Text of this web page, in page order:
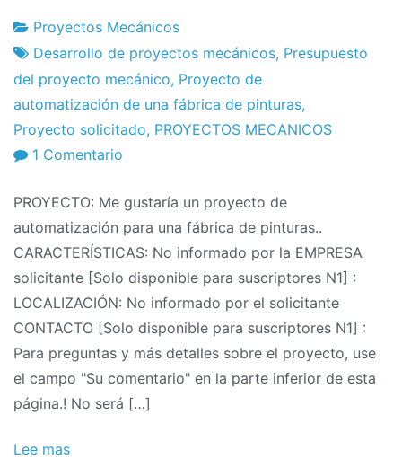
Fábrica
de
proyectos
25
el
noviembre
el
2011
Proyectos Mecánicos
Desarrollo de proyectos mecánicos, Presupuesto
del proyecto mecánico, Proyecto de
automatización de una fábrica de pinturas,
Proyecto solicitado, PROYECTOS MECANICOS
1 Comentario
de
proyectos
11/2011:
Proyecto
de
automatización
de
fábrica
de
PROYECTO: Me gustaría un proyecto de
automatización para una fábrica de pinturas..
CARACTERÍSTICAS: No informado por la EMPRESA
solicitante [Solo disponible para suscriptores N1] :
LOCALIZACIÓN: No informado por el solicitante
CONTACTO [Solo disponible para suscriptores N1] :
Para preguntas y más detalles sobre el proyecto, use
el campo "Su comentario" en la parte inferior de esta
página.! No será […]
Lee mas